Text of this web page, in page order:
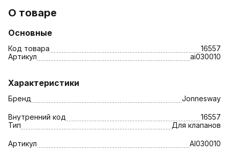
О товаре
Основные
Код товара
16557
Артикул
ai030010
Характеристики
Бренд Jonnesway
Внутренний код
16557
Тип
Для клапанов
Артикул AI030010